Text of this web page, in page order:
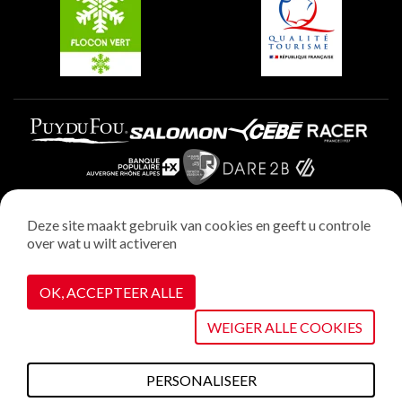
Plagne Aime 2000
Wettelijke vermeldingen
Privacybeleid
Realisatie : StudioJuillet
Cookiebeheer
Deze site maakt gebruik van cookies en geeft u controle
over wat u wilt activeren
OK, ACCEPTEER ALLE
WEIGER ALLE COOKIES
PERSONALISEER